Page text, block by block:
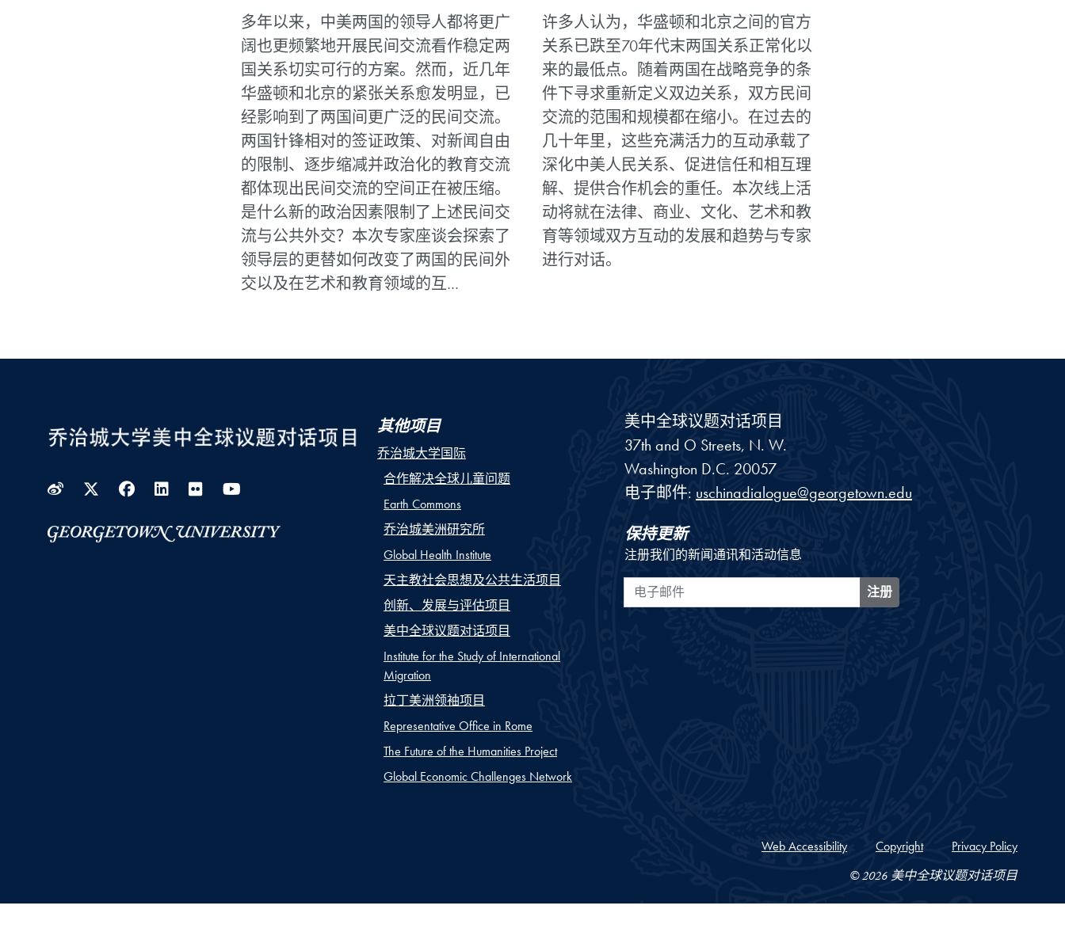
多年以来，中美两国的领导人都将更广
阔也更频繁地开展民间交流看作稳定两
国关系切实可行的方案。然而，近几年
华盛顿和北京的紧张关系愈发明显，已
经影响到了两国间更广泛的民间交流。
两国针锋相对的签证政策、对新闻自由
的限制、逐步缩减并政治化的教育交流
都体现出民间交流的空间正在被压缩。
是什么新的政治因素限制了上述民间交
流与公共外交？本次专家座谈会探索了
领导层的更替如何改变了两国的民间外
交以及在艺术和教育领域的互…
许多人认为，华盛顿和北京之间的官方
关系已跌至70年代末两国关系正常化以
来的最低点。随着两国在战略竞争的条
件下寻求重新定义双边关系，双方民间
交流的范围和规模都在缩小。在过去的
几十年里，这些充满活力的互动承载了
深化中美人民关系、促进信任和相互理
解、提供合作机会的重任。本次线上活
动将就在法律、商业、文化、艺术和教
育等领域双方互动的发展和趋势与专家
进行对话。
WeiboTwitter
Facebook
LinkedIn
Flickr
其他项目
乔治城大学国际
合作解决全球儿童问题
Earth Commons
乔治城美洲研究所
Global Health Institute
天主教社会思想及公共生活项目
创新、发展与评估项目
美中全球议题对话项目
Institute for the Study of International
Migration
拉丁美洲领袖项目
Representative Office in Rome
The Future of the Humanities Project
Global Economic Challenges Network
美中全球议题对话项目
37th and O Streets, N. W.
Washington D.C. 20057
电子邮件: uschinadialogue@georgetown.edu
保持更新
注册我们的新闻通讯和活动信息
电子邮件 注册
Web Accessibility Copyright Privacy Policy
© 2026 美中全球议题对话项目